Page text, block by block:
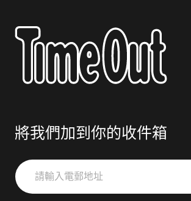
將我們加到你的收件箱
請
輸